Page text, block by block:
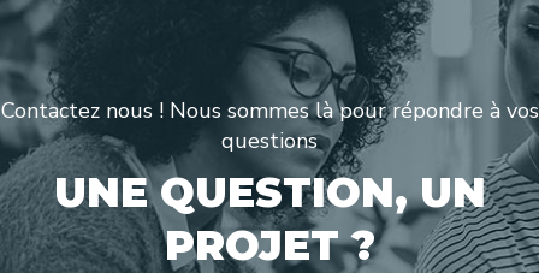
Contactez nous ! Nous sommes là pour répondre à vos
questions
UNE QUESTION, UN
PROJET ?